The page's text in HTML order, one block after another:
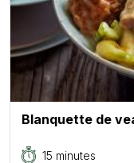
Blanquette de
15 minutes